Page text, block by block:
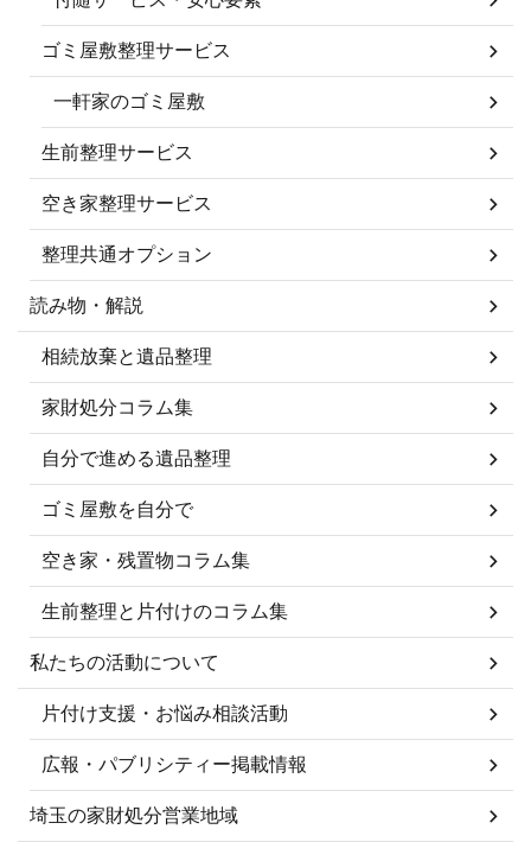
ゴミ屋敷整理サービス
一軒家のゴミ屋敷
生前整理サービス
空き家整理サービス
整理共通オプション
読み物・解説
相続放棄と遺品整理
家財処分コラム集
自分で進める遺品整理
ゴミ屋敷を自分で
空き家・残置物コラム集
生前整理と片付けのコラム集
私たちの活動について
片付け支援・お悩み相談活動
広報・パブリシティー掲載情報
埼玉の家財処分営業地域